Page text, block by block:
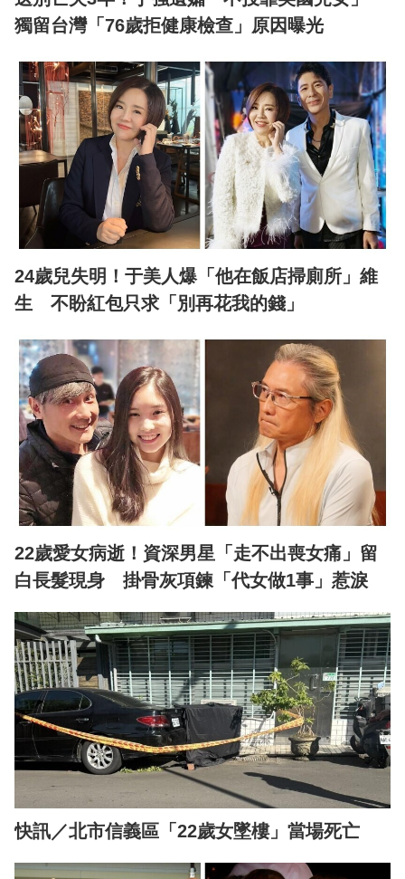
獨留台灣「76歲拒健康檢查」原因曝光
24歲兒失明！于美人爆「他在飯店掃廁所」維
生 不盼紅包只求「別再花我的錢」
22歲愛女病逝！資深男星「走不出喪女痛」留
白長髮現身 掛骨灰項鍊「代女做1事」惹淚
快訊／北市信義區「22歲女墜樓」當場死亡